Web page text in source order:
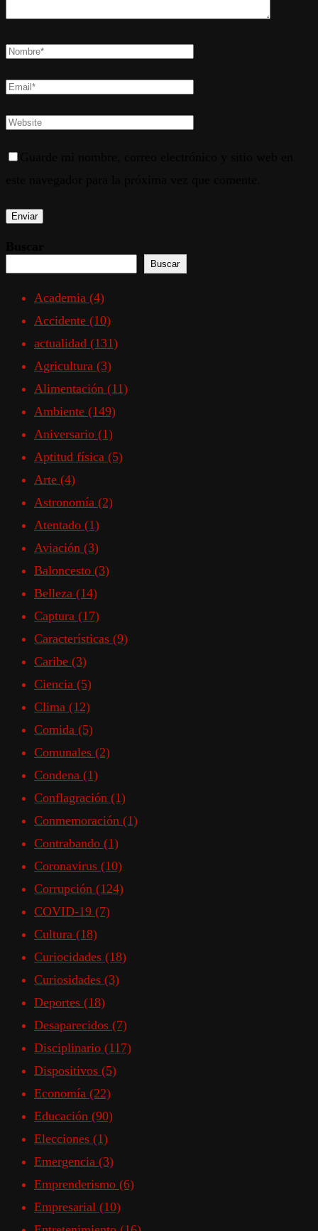
Buscar
Academia (4)
Accidente (10)
actualidad (131)
Agricultura (3)
Alimentación (11)
Ambiente (149)
Aniversario (1)
Aptitud física (5)
Arte (4)
Astronomía (2)
Atentado (1)
Aviación (3)
Baloncesto (3)
Belleza (14)
Captura (17)
Características (9)
Caribe (3)
Ciencia (5)
Clima (12)
Comida (5)
Comunales (2)
Condena (1)
Conflagración (1)
Conmemoración (1)
Contrabando (1)
Coronavirus (10)
Corrupción (124)
COVID-19 (7)
Cultura (18)
Curiocidades (18)
Curiosidades (3)
Deportes (18)
Desaparecidos (7)
Disciplinario (117)
Dispositivos (5)
Economía (22)
Educación (90)
Elecciones (1)
Emergencia (3)
Emprenderismo (6)
Empresarial (10)